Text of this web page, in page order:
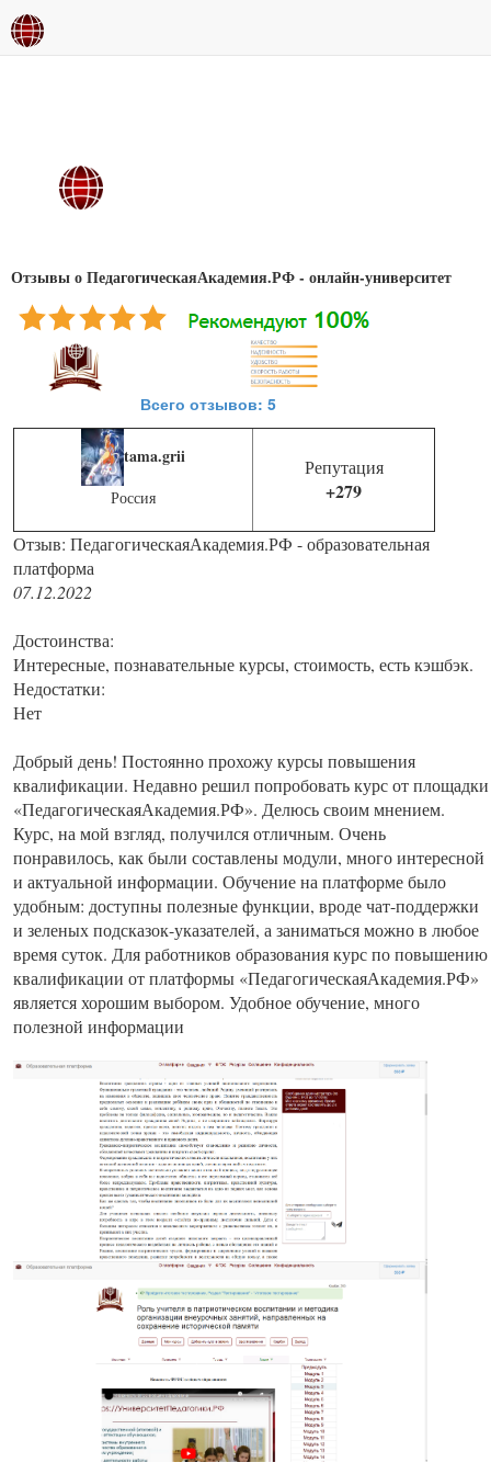
Отзывы о ПедагогическаяАкадемия.РФ - онлайн-университет
Всего отзывов: 5
tama.grii
Россия
Репутация
+279
Отзыв: ПедагогическаяАкадемия.РФ - образовательная
платформа
07.12.2022
Достоинства:
Интересные, познавательные курсы, стоимость, есть кэшбэк.
Недостатки:
Нет
Добрый день! Постоянно прохожу курсы повышения
квалификации. Недавно решил попробовать курс от площадки
«ПедагогическаяАкадемия.РФ». Делюсь своим мнением.
Курс, на мой взгляд, получился отличным. Очень
понравилось, как были составлены модули, много интересной
и актуальной информации. Обучение на платформе было
удобным: доступны полезные функции, вроде чат-поддержки
и зеленых подсказок-указателей, а заниматься можно в любое
время суток. Для работников образования курс по повышению
квалификации от платформы «ПедагогическаяАкадемия.РФ»
является хорошим выбором. Удобное обучение, много
полезной информации